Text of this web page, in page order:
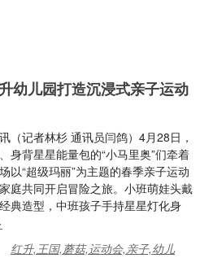
幼儿园打造沉浸式亲子运动
（记者林杉 通讯员闫鸽）4月28日，
身背星星能量包的“小马里奥”们牵着
以“超级玛丽”为主题的春季亲子运动
庭共同开启冒险之旅。小班萌娃头戴
典造型，中班孩子手持星星灯化身
红升,王国,蘑菇,运动会,亲子,幼儿